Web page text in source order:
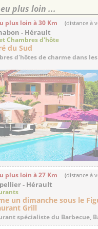
plus loin ...
plus loin à 30 Km (distance à
- Hérault
Chambres d'hôte
du Sud
d'hôtes de charme dans les
plus loin à 27 Km (distance à
- Hérault
un dimanche sous le
Grill
spécialiste du Barbecue,